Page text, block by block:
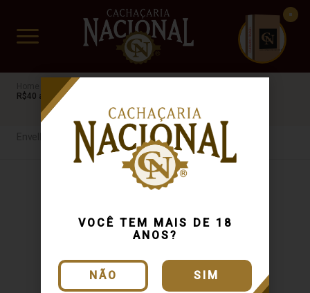
VOCÊ TEM MAIS DE 18
ANOS?
NÃO SIM
www.cachacarianacional.com.br
CUIDADO FRÁGIL
Cachaça
R$40 a R$60